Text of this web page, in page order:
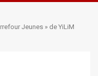
Jeunes » de YiLiM